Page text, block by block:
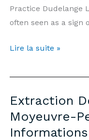
Practice Dudelange
often seen as a sign
Teeth
Moyeuvre-
—
Price
€500
Lire la suite »
Extraction
Moyeuvre-